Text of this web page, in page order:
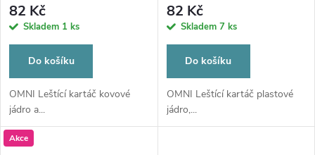
82 Kč
Skladem 1 ks
Do košíku
OMNI Leštící kartáč kovové
jádro a...
82 Kč
Skladem 7 ks
Do košíku
OMNI Leštící kartáč plastové
jádro,...
Akce